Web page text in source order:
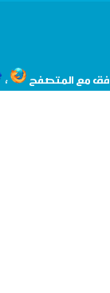
مع المتصفح ،